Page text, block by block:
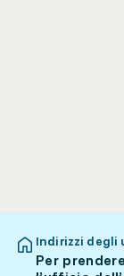
Indirizzi degli
Per